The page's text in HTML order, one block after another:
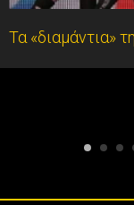
Τα «διαμάντια»